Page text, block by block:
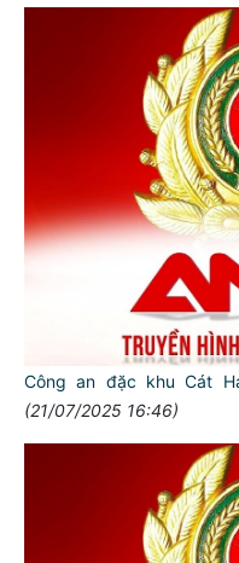
Công an đặc khu Cát
(21/07/2025 16:46)